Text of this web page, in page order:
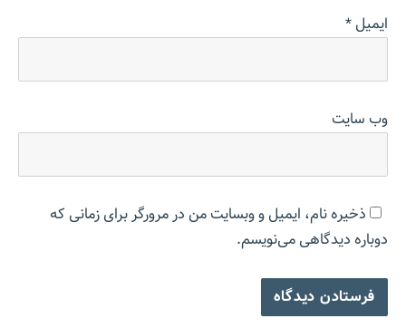
ایمیل*
وب‌ سایت
ذخیره نام، ایمیل و وبسایت من در مرورگر برای زمانی که
دوباره دیدگاهی می‌نویسم.